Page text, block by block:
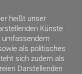
heißt unser
Künste
umfassendem
als politisches
sich zudem als
Darstellenden